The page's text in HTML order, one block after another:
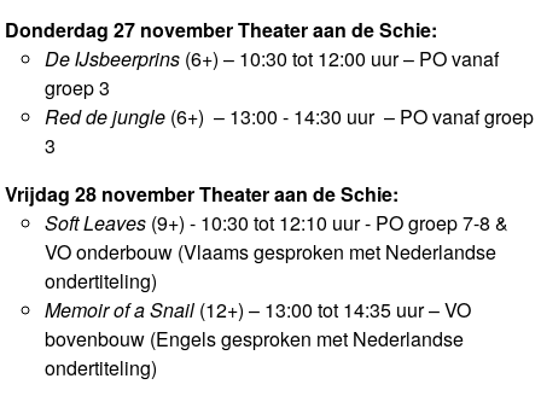
Donderdag 27 november Theater aan de Schie:
De IJsbeerprins (6+) – 10:30 tot 12:00 uur – PO vanaf
groep 3
Red de jungle(6+) – 13:00 - 14:30 uur – PO vanaf groep
3
Vrijdag 28 november Theater aan de Schie:
Soft Leaves (9+) - 10:30 tot 12:10 uur - PO groep 7-8 &
VO onderbouw (Vlaams gesproken met Nederlandse
ondertiteling)
Memoir of a Snail(12+) – 13:00 tot 14:35 uur – VO
bovenbouw (Engels gesproken met Nederlandse
ondertiteling)